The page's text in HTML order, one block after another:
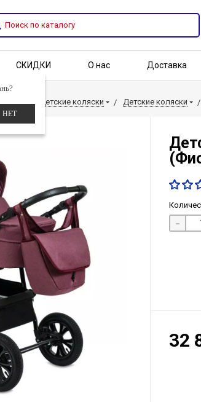
НЕТ
СКИДКИ О нас Доставка
Детские коляски Детские коляски
-
32